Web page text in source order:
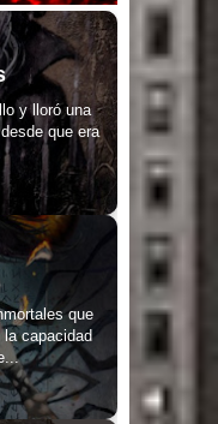
y lloró una
que era
que
la capacidad